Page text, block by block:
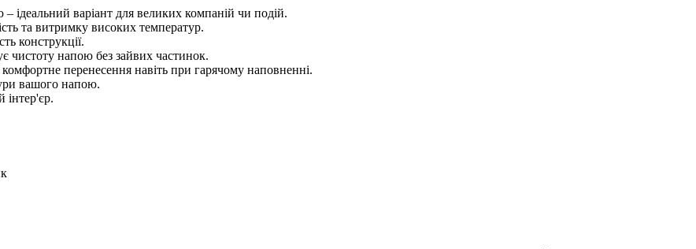
ідеальний варіант для великих компаній чи подій.
та витримку високих температур.
конструкції.
чистоту напою без зайвих частинок.
перенесення навіть при гарячому наповненні.
вашого напою.
інтер'єр.